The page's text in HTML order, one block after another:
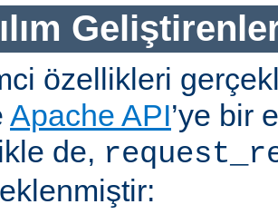
özellikleri
Apache API’ye bir
de,